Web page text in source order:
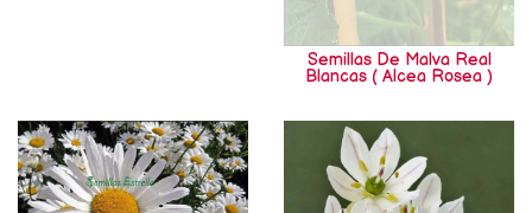
Semillas De Malva Real
Blancas ( Alcea Rosea )